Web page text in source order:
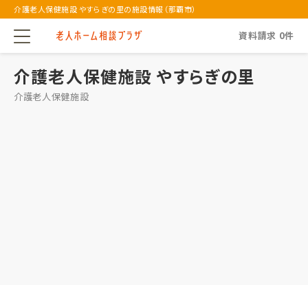
介護老人保健施設 やすらぎの里の施設情報（那覇市）
資料請求 0件
介護老人保健施設 やすらぎの里
介護老人保健施設